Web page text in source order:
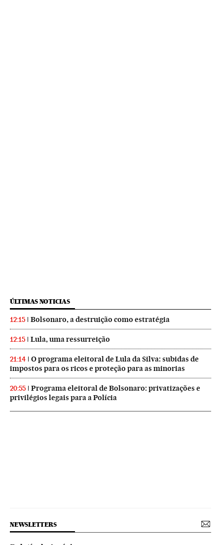
ÚLTIMAS NOTICIAS
12:15 Bolsonaro, a destruição como estratégia
12:15 Lula, uma ressurreição
21:14
O programa eleitoral de Lula da Silva: subidas de
impostos para os ricos e proteção para as minorias
20:55
Programa eleitoral de Bolsonaro: privatizações e
privilégios legais para a Polícia
NEWSLETTERS